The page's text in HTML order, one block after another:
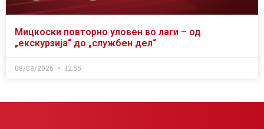
Мицкоски повторно уловен во лаги – од
„екскурзија“ до „службен дел“
08/08/2026 12:55